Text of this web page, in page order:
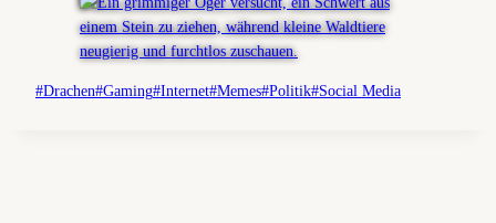
Schlagworte:
#Drachen#Gaming#Internet#Memes#Politik#Social Media